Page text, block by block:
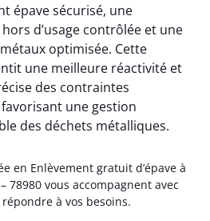
épave sécurisé, une
d’usage contrôlée et une
optimisée. Cette
une meilleure réactivité et
des contraintes
une gestion
des déchets métalliques.
en Enlèvement gratuit d’épave à
78980 vous accompagnent avec
à vos besoins.